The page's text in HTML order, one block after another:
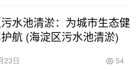
水池清淤：为城市生态健
航 (海淀区污水池清淤)
23日 54